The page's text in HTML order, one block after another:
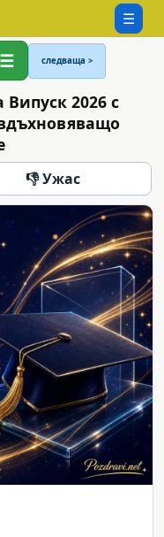
☰
следваща >
Випуск 2026 с
👎 Ужас